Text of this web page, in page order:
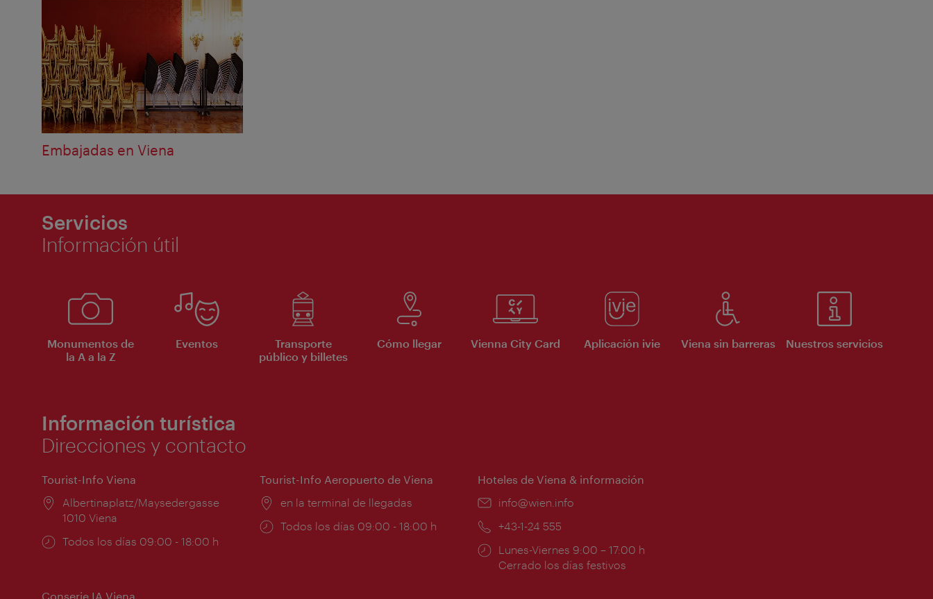
Embajadas en Viena
Servicios
Información útil
Monumentos de
la A a la Z
Eventos
Transporte
público y billetes
Cómo llegar Vienna City Card Aplicación ivie Viena sin barreras Nuestros servicios
Información turística
Direcciones y contacto
Tourist-Info Viena
Lugar:
Albertinaplatz/Maysedergasse
1010 Viena
Horarios
Todos los días 09:00 - 18:00 h
Tourist-Info Aeropuerto de Viena
Lugar:
en la terminal de llegadas
Horarios
Todos los días 09:00 - 18:00 h
Hoteles de Viena & información
e-
info@wien.info
Teléfono:
+43-1-24 555
Horarios
de
Lunes-Viernes 9:00 – 17:00 h
Cerrado los días festivos
Conserje IA Viena